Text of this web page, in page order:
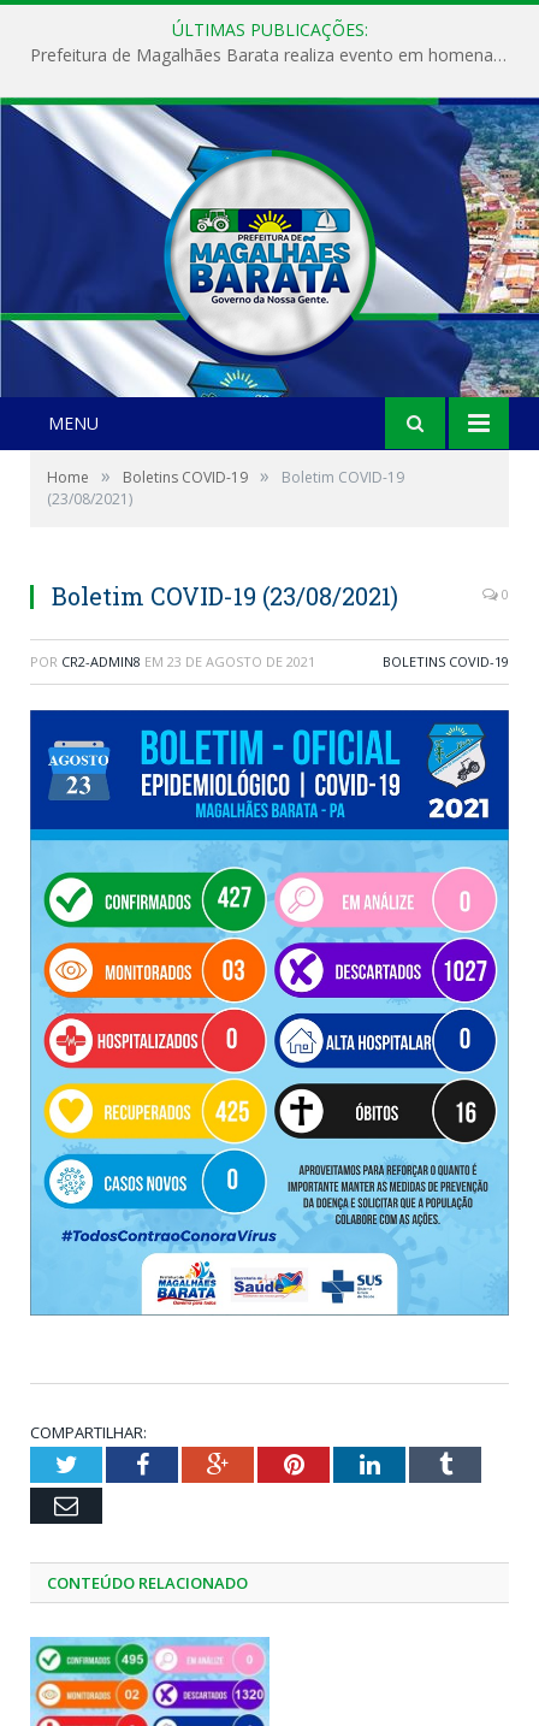
ÚLTIMAS PUBLICAÇÕES:
Prefeitura de Magalhães Barata realiza evento em homenagem ao Dia Internacional da Mulher
MENU
Home » Boletins COVID-19 »
Boletim COVID-19
(23/08/2021)
Boletim COVID-19 (23/08/2021) 0
POR CR2-ADMIN8 EM 23 DE AGOSTO DE 2021 BOLETINS COVID-19
COMPARTILHAR:
TwitterFacebookGoogle+PinterestLinkedInTumblr
Email
CONTEÚDO RELACIONADO